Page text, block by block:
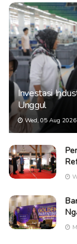
Investasi
Unggul
Wed, 05 Aug 2026